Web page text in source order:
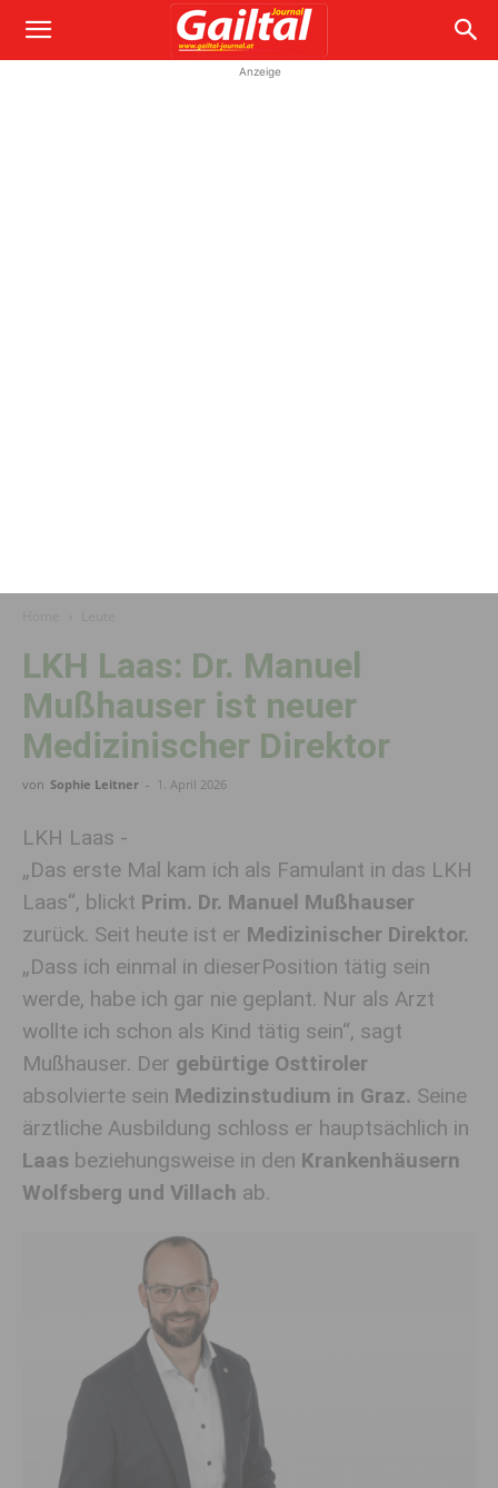
Anzeige
LKH Laas: Dr. Manuel
Mußhauser ist neuer
Medizinischer Direktor
von Sophie Leitner - 1. April 2026
LKH Laas -
„Das erste Mal kam ich als Famulant in das LKH
Laas“, blickt Prim. Dr. Manuel Mußhauser
zurück. Seit heute ist er Medizinischer Direktor.
„Dass ich einmal in dieserPosition tätig sein
werde, habe ich gar nie geplant. Nur als Arzt
wollte ich schon als Kind tätig sein“, sagt
Mußhauser. Der gebürtige Osttiroler
absolvierte sein Medizinstudium in Graz. Seine
ärztliche Ausbildung schloss er hauptsächlich in
Laas beziehungsweise in den Krankenhäusern
Wolfsberg und Villach ab.